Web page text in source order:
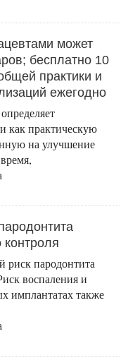
может
бесплатно 10
практики и
ежегодно
как практическую
на улучшение
контроля
пародонтита
воспаления и
имплантатах также